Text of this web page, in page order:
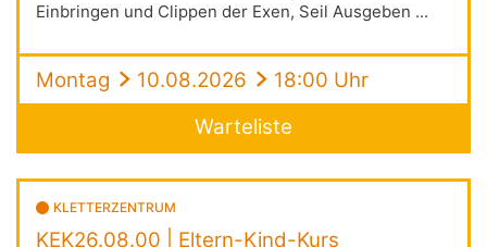
Einbringen und Clippen der Exen, Seil Ausgeben ...
Montag 10.08.2026
18:00 Uhr
Warteliste
KLETTERZENTRUM
KEK26.08.00 | Eltern-Kind-Kurs